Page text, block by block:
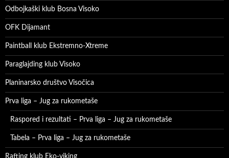
Odbojkaški klub Bosna Visoko
OFK Dijamant
Paintball klub Ekstremno-Xtreme
Paraglajding klub Visoko
Planinarsko društvo Visočica
Prva liga – Jug za rukometaše
Raspored i rezultati – Prva liga – Jug za rukometaše
Tabela – Prva liga – Jug za rukometaše
Rafting klub Eko-viking